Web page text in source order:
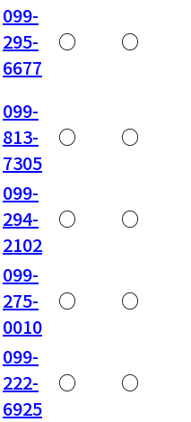
099-
295-
6677
○ ○
099-
813-
7305
○ ○
099-
294-
2102
○ ○
099-
275-
0010
○ ○
099-
222-
6925
○ ○